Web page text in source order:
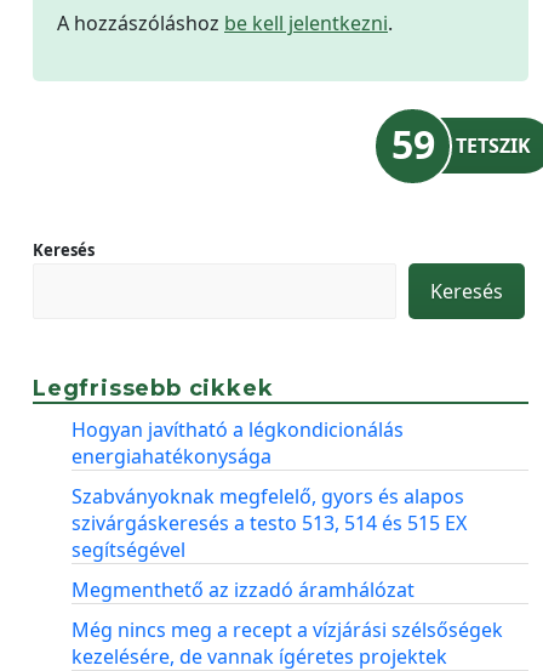
A hozzászóláshoz be kell jelentkezni.
59 TETSZIK
Keresés
Keresés
Legfrissebb cikkek
Hogyan javítható a légkondicionálás
energiahatékonysága
Szabványoknak megfelelő, gyors és alapos
szivárgáskeresés a testo 513, 514 és 515 EX
segítségével
Megmenthető az izzadó áramhálózat
Még nincs meg a recept a vízjárási szélsőségek
kezelésére, de vannak ígéretes projektek